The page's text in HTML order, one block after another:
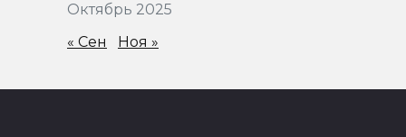
Октябрь 2025
« Сен Ноя »